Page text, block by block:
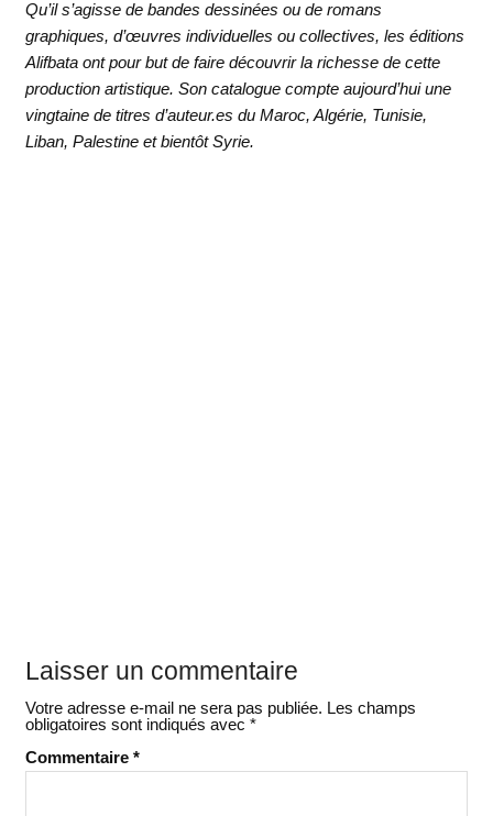
Qu’il s’agisse de bandes dessinées ou de romans
graphiques, d’œuvres individuelles ou collectives, les éditions
Alifbata ont pour but de faire découvrir la richesse de cette
production artistique. Son catalogue compte aujourd’hui une
vingtaine de titres d’auteur.es du Maroc, Algérie, Tunisie,
Liban, Palestine et bientôt Syrie.
Laisser un commentaire
Votre adresse e-mail ne sera pas publiée. Les champs
obligatoires sont indiqués avec *
Commentaire *